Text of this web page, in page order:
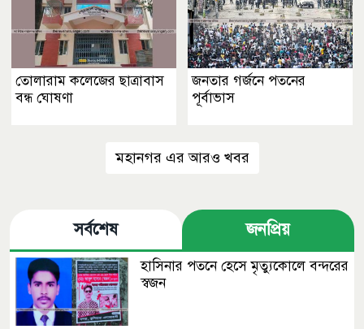
তোলারাম কলেজের ছাত্রাবাস
বন্ধ ঘোষণা
জনতার গর্জনে পতনের
পূর্বাভাস
মহানগর এর আরও খবর
সর্বশেষ জনপ্রিয়
হাসিনার পতনে হেসে মৃত্যুকোলে বন্দরের
স্বজন